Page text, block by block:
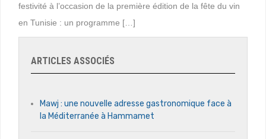
festivité à l’occasion de la première édition de la fête du vin
en Tunisie : un programme […]
ARTICLES ASSOCIÉS
Mawj : une nouvelle adresse gastronomique face à
la Méditerranée à Hammamet